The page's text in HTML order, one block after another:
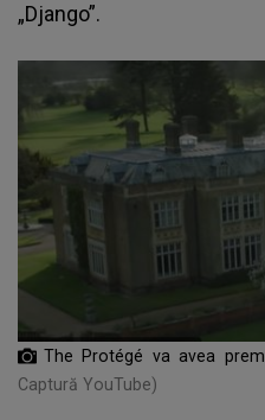
„Django”.
The Protégé va avea
Captură YouTube)